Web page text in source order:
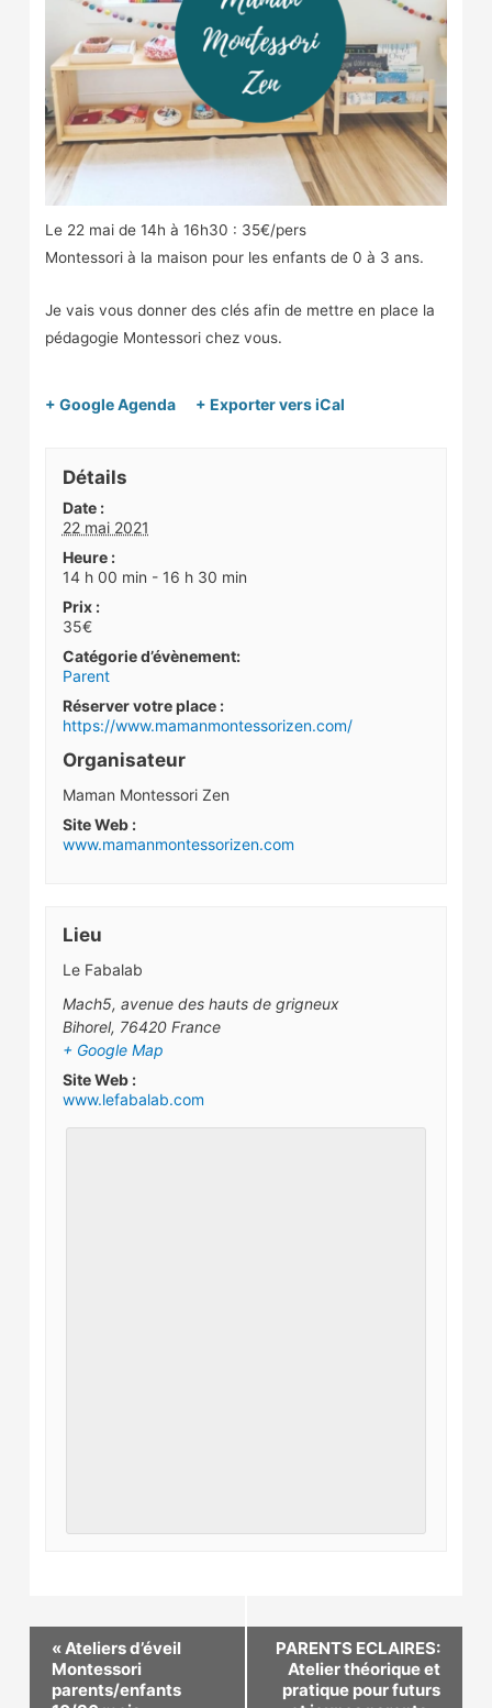
Le 22 mai de 14h à 16h30 : 35€/pers
Montessori à la maison pour les enfants de 0 à 3 ans.
Je vais vous donner des clés afin de mettre en place la
pédagogie Montessori chez vous.
+ Google Agenda + Exporter vers iCal
Détails
Date :
22 mai 2021
Heure :
14 h 00 min - 16 h 30 min
Prix :
35€
Catégorie d’évènement:
Parent
https://www.mamanmontessorizen.com/
Organisateur
Maman Montessori Zen
Site Web :
www.mamanmontessorizen.com
Lieu
Le Fabalab
Mach5, avenue des hauts de grigneux
Bihorel, 76420 France
+ Google Map
Site Web :
www.lefabalab.com
« Ateliers d’éveil
Montessori
parents/enfants
PARENTS ECLAIRES:
Atelier théorique et
pratique pour futurs